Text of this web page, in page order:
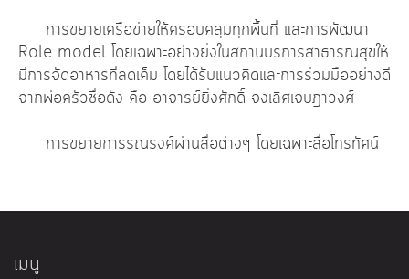
การขยายเครือข่ายให้ครอบคลุมทุกพื้นที่ และการพัฒนา
Role model โดยเฉพาะอย่างยิ่งในสถานบริการสาธารณสุขให้
มีการจัดอาหารที่ลดเค็ม โดยได้รับแนวคิดและการร่วมมืออย่างดี
จากพ่อครัวชื่อดัง คือ อาจารย์ยิ่งศักดิ์ จงเลิศเจษฎาวงศ์
การขยายการรณรงค์ผ่านสื่อต่างๆ โดยเฉพาะสื่อโทรทัศน์
เมนู